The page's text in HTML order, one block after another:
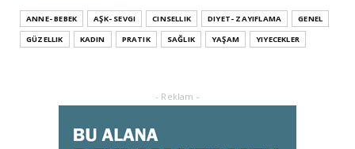
Leke ve çatlak tedavisinde radyofrekans
yöntemi
February 02, 2025
Dufold Etiketler Hakkında Bilgi
ANNE- BEBEK AŞK- SEVGI CINSELLIK DIYET- ZAYIFLAMA
GENEL
GÜZELLIK
KADIN PRATIK SAĞLIK YAŞAM YIYECEKLER
- Reklam -